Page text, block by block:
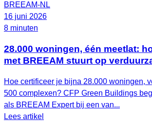
BREEAM-NL
16 juni 2026
8 minuten
28.000 woningen, één meetlat:
met BREEAM stuurt op
Hoe certificeer je bijna 28.000 woningen,
500 complexen? CFP Green Buildings
als BREEAM Expert bij een van...
Lees artikel